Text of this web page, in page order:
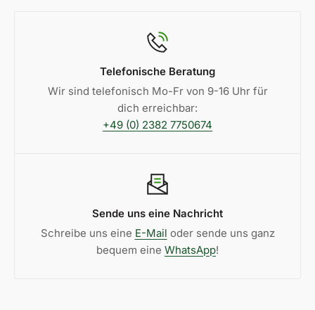
Telefonische Beratung
Wir sind telefonisch Mo-Fr von 9-16 Uhr für
dich erreichbar:
+49 (0) 2382 7750674
Sende uns eine Nachricht
Schreibe uns eine E-Mail oder sende uns ganz
bequem eine WhatsApp!